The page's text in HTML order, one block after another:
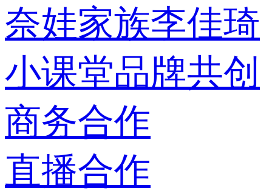
奈娃家族李佳琦
小课堂品牌共创
商务合作
直播合作